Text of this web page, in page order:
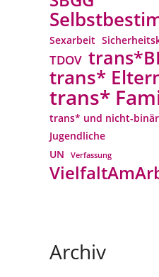
Sexarbeit
TDOV
trans*
trans*
trans* und nicht-
Jugendliche
UN
Verfassung
Archiv